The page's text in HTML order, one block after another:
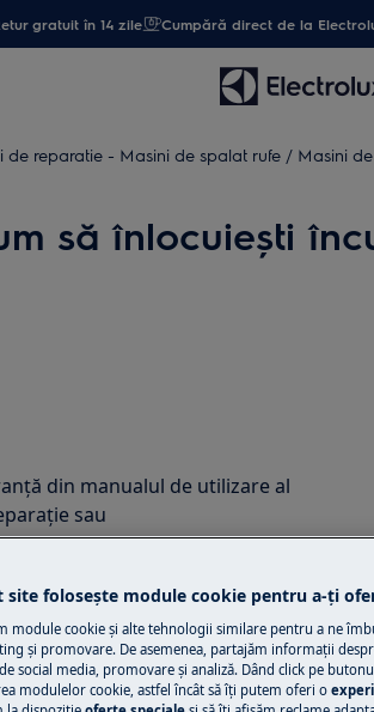
gratuit în 14 zile Cumpără direct de la
de reparatie - Masini de spalat rufe / Masini
să înlocuiești
din manualul de utilizare al
sau
manuals/
site folosește module cookie pentru a-ţi
module cookie și alte tehnologii similare pentru a ne
și promovare. De asemenea, partajăm informaţii
social media, promovare și analiză. Dând click pe
modulelor cookie, astfel încât să îţi putem oferi o